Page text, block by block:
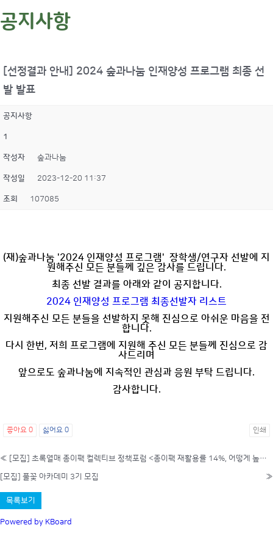
공지사항
[선정결과 안내] 2024 숲과나눔 인재양성 프로그램 최종 선
발 발표
공지사항
1
작성자 숲과나눔
작성일 2023-12-20 11:37
조회 107085
(재)숲과나눔 '2024 인재양성 프로그램' 장학생/연구자 선발에 지
원해주신 모든 분들께 깊은 감사를 드립니다.
최종 선발 결과를 아래와 같이 공지합니다.
2024 인재양성 프로그램 최종선발자 리스트
지원해주신 모든 분들을 선발하지 못해 진심으로 아쉬운 마음을 전
합니다.
다시 한번, 저희 프로그램에 지원해 주신 모든 분들께 진심으로 감
사드리며
앞으로도 숲과나눔에 지속적인 관심과 응원 부탁 드립니다.
감사합니다.
좋아요 0 싫어요 0 인쇄
« [모집] 초록열매 종이팩 컬렉티브 정책포럼 <종이팩 재활용률 14%, 어떻게 높일 것인가>
[모집] 풀꽃 아카데미 3기 모집 »
목록보기
Powered by KBoard